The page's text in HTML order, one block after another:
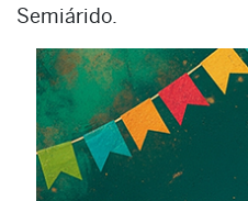
Semiárido.